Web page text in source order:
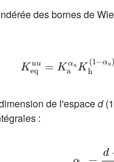
des bornes de
Keq =Ka αuKh(1
de l'espaced
:
d−